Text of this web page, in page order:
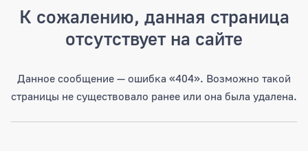
К сожалению, данная страница
отсутствует на сайте
Данное сообщение — ошибка «404». Возможно такой
страницы не существовало ранее или она была удалена.